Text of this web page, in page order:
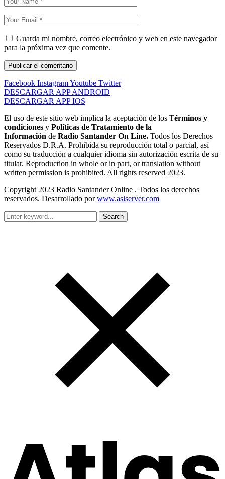
Guarda mi nombre, correo electrónico y web en este navegador
para la próxima vez que comente.
Facebook InstagramYoutube Twitter
DESCARGAR APP ANDROID
DESCARGAR APP IOS
El uso de este sitio web implica la aceptación de los Términos y
condiciones y Políticas de Tratamiento de la
Información de Radio Santander On Line. Todos los Derechos
Reservados D.R.A. Prohibida su reproducción total o parcial, así
como su traducción a cualquier idioma sin autorización escrita de su
titular. Reproduction in whole or in part, or translation without
written permission is prohibited. All rights reserved 2023.
Copyright 2023 Radio Santander Online . Todos los derechos
reservados. Desarrollado porwww.asiserver.com
Search